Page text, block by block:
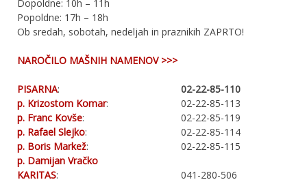
Dopoldne: 10h – 11h
Popoldne: 17h – 18h
Ob sredah, sobotah, nedeljah in praznikih ZAPRTO!
NAROČILO MAŠNIH NAMENOV >>>
PISARNA:
02-22-85-110
p. Krizostom Komar:
02-22-85-113
p. Franc Kovše:
02-22-85-119
p. Rafael Slejko:
02-22-85-114
p. Boris Markež:
02-22-85-115
p. Damijan Vračko
KARITAS: 041-280-506